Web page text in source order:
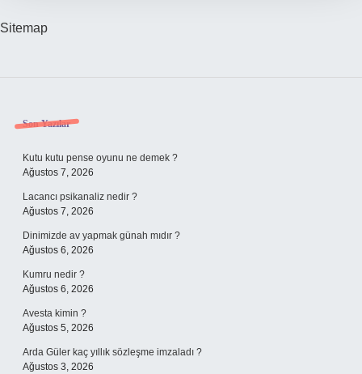
Sitemap
Sidebar
Son Yazılar
Kutu kutu pense oyunu ne demek ?
Ağustos 7, 2026
Lacancı psikanaliz nedir ?
Ağustos 7, 2026
Dinimizde av yapmak günah mıdır ?
Ağustos 6, 2026
Kumru nedir ?
Ağustos 6, 2026
Avesta kimin ?
Ağustos 5, 2026
Arda Güler kaç yıllık sözleşme imzaladı ?
Ağustos 3, 2026